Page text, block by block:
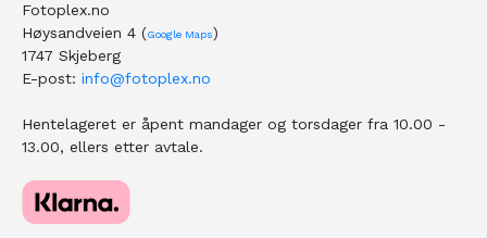
Fotoplex.no
Høysandveien 4 (Google Maps)
1747 Skjeberg
E-post: info@fotoplex.no
Hentelageret er åpent mandager og torsdager fra 10.00 -
13.00, ellers etter avtale.